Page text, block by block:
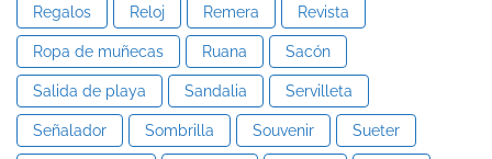
Regalos Reloj Remera Revista
Ropa de muñecas Ruana Sacón
Salida de playa Sandalia Servilleta
Señalador Sombrilla Souvenir Sueter